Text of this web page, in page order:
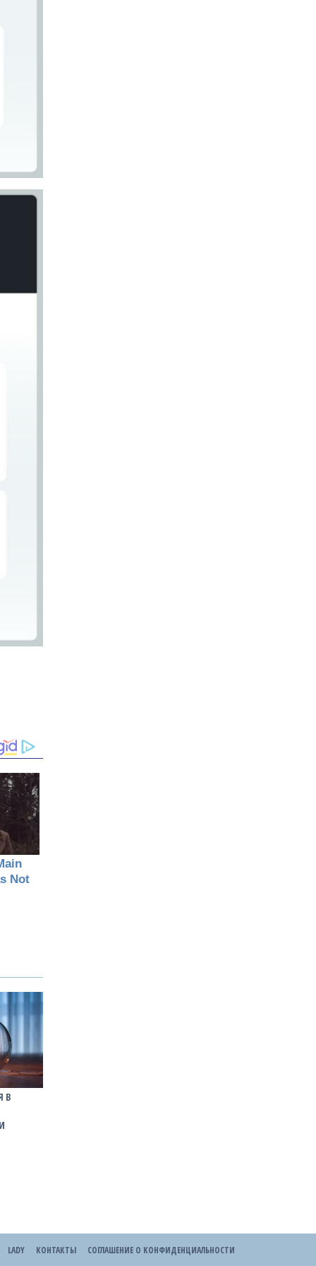
В
LADY КОНТАКТЫ СОГЛАШЕНИЕ О КОНФИДЕНЦИАЛЬНОСТИ